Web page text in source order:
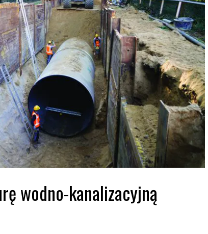
wodno-kanalizacyjną